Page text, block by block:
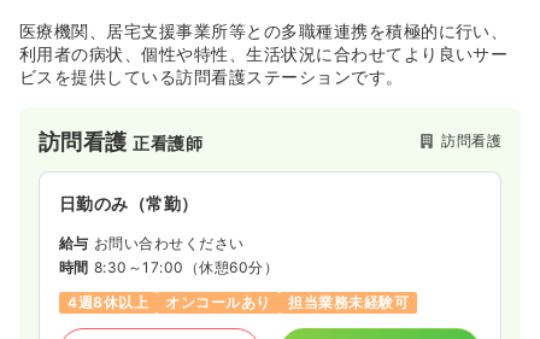
医療機関、居宅支援事業所等との多職種連携を積極的に行い、
利用者の病状、個性や特性、生活状況に合わせてより良いサー
ビスを提供している訪問看護ステーションです。
訪問看護正看護師 訪問看護
日勤のみ（常勤）
給与 お問い合わせください
時間 8:30～17:00 （休憩60分）
4週8休以上
オンコールあり 担当業務未経験可